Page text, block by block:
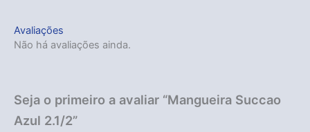
Avaliações
Não há avaliações ainda.
Seja o primeiro a avaliar “Mangueira Succao
Azul 2.1/2”